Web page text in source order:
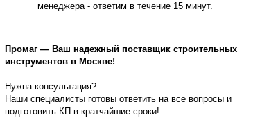
менеджера - ответим в течение 15 минут.
Промаг — Ваш надежный поставщик строительных
инструментов в Москве!
Нужна консультация?
Наши специалисты готовы ответить на все вопросы и
подготовить КП в кратчайшие сроки!